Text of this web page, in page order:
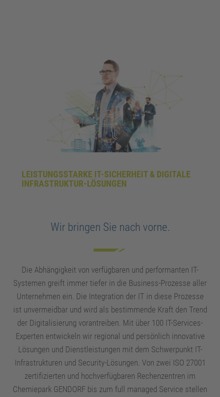
LEISTUNGSSTARKE IT-SICHERHEIT & DIGITALE
INFRASTRUKTUR-LÖSUNGEN
Wir bringen Sie nach vorne.
Die Abhängigkeit von verfügbaren und performanten IT-
Systemen greift immer tiefer in die Business-Prozesse aller
Unternehmen ein. Die Integration der IT in diese Prozesse
ist unvermeidbar und wird als bestimmende Kraft den Trend
der Digitalisierung vorantreiben. Mit über 100 IT-Services-
Experten entwickeln wir regional und persönlich innovative
Lösungen und Dienstleistungen mit dem Schwerpunkt IT-
Infrastrukturen und Security-Lösungen. Von zwei ISO 27001
zertifizierten und hochverfügbaren Rechenzentren im
Chemiepark GENDORF bis zum full managed Service stellen